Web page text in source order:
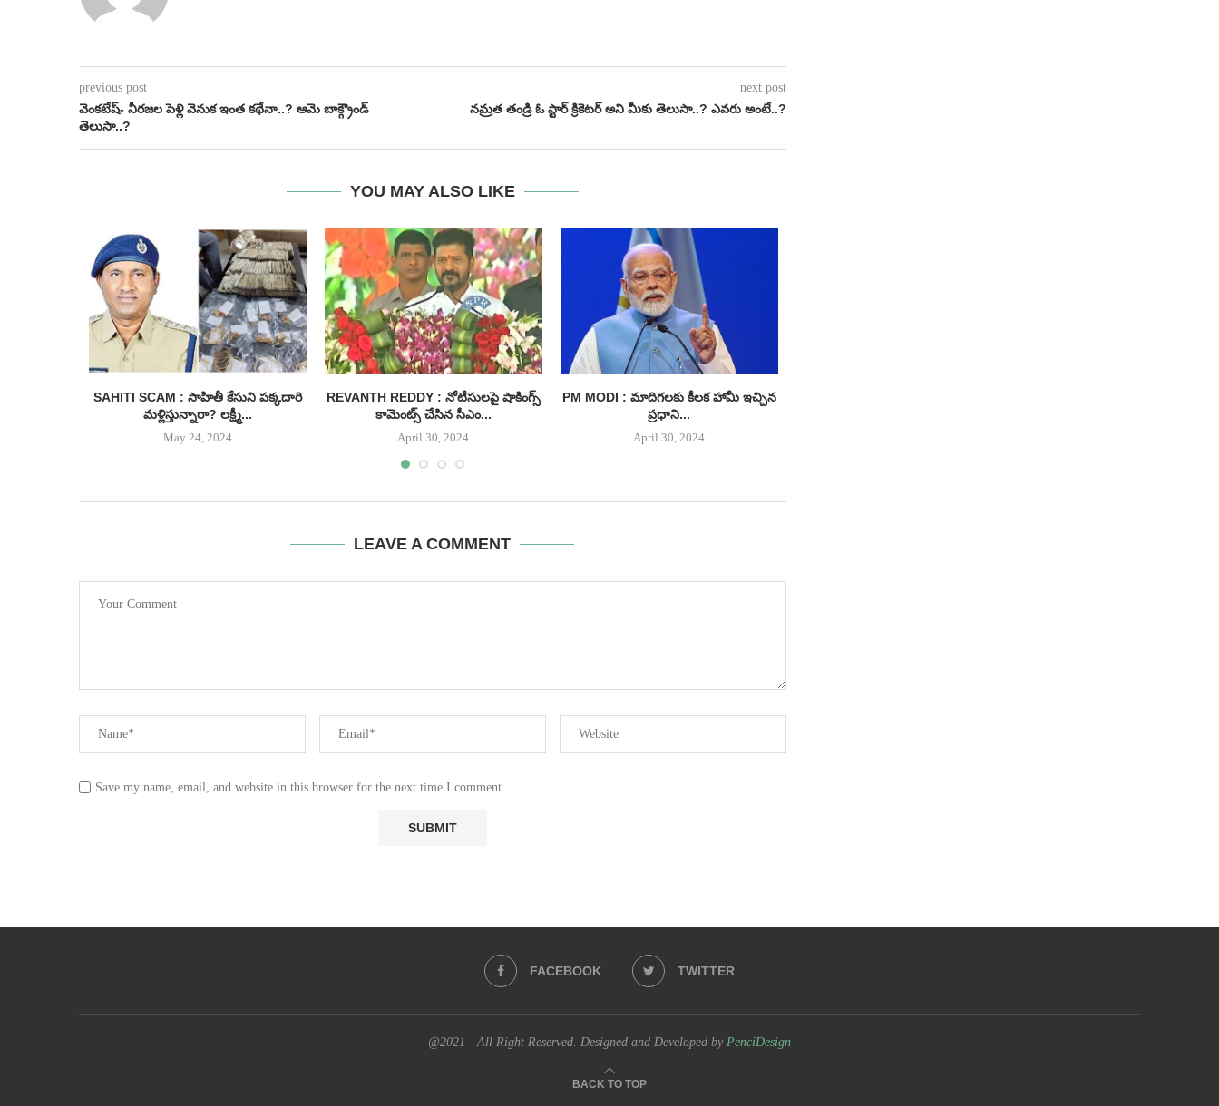
previous post
వెంకటేష్- నీరజల పెళ్లి వెనుక ఇంత కథేనా..? ఆమె బాక్గ్రౌండ్
తెలుసా..?
next post
న‌మ్ర‌త తండ్రి ఓ స్టార్ క్రికెట‌ర్ అని మీకు తెలుసా..? ఎవరు అంటే..?
YOU MAY ALSO LIKE
SAHITI SCAM : సాహితీ కేసుని పక్కదారి
మళ్లిస్తున్నారా? లక్ష్మీ...
May 24, 2024
REVANTH REDDY : నోటీసులపై షాకింగ్స్
కామెంట్స్ చేసిన సీఎం...
April 30, 2024
PM MODI : మాదిగలకు కీలక హామీ ఇచ్చిన
ప్రధాని...
April 30, 2024
LEAVE A COMMENT
Save my name, email, and website in this browser for the next time I comment.
FACEBOOK TWITTER
@2021 - All Right Reserved. Designed and Developed by PenciDesign
BACK TO TOP